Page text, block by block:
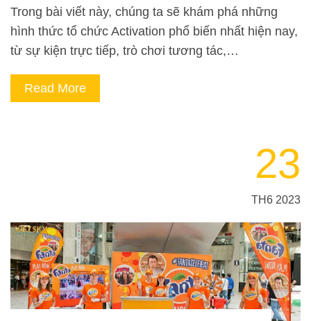
Trong bài viết này, chúng ta sẽ khám phá những
hình thức tổ chức Activation phổ biến nhất hiện nay,
từ sự kiện trực tiếp, trò chơi tương tác,…
Read More
23
TH6 2023